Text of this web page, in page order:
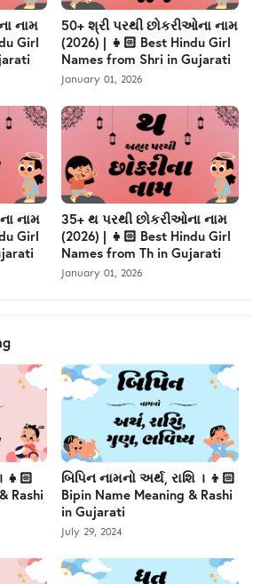
નામ
Girl
50+ શ્રી પરથી છોકરીઓના નામ
(2026) | 👧🏻 Best Hindu Girl
Names from Shri in Gujarati
January 01, 2026
નામ
Girl
35+ થ પરથી છોકરીઓના નામ
(2026) | 👧🏻 Best Hindu Girl
Names from Th in Gujarati
January 01, 2026
👧🏻
Rashi
બિપિન નામનો અર્થ, રાશિ । 👦🏻
Bipin Name Meaning & Rashi
in Gujarati
July 29, 2024